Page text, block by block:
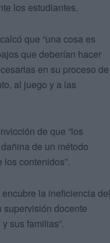
los estudiantes.
que “una cosa es
que deberían hacer
en su proceso de
al juego y a las
de que “los
de un método
contenidos”.
la ineficiencia del
docente
sus familias”.